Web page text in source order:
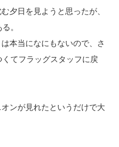
夕日を見ようと思ったが、
。
本当になにもないので、さ
てフラッグスタッフに戻
ンが見れたというだけで大